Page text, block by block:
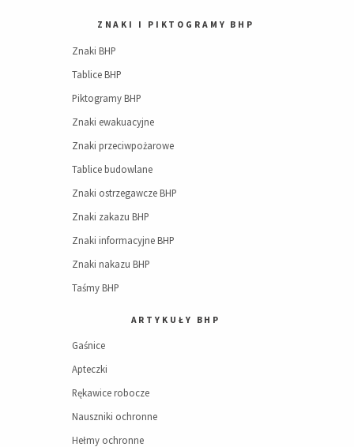
ZNAKI I PIKTOGRAMY BHP
Znaki BHP
Tablice BHP
Piktogramy BHP
Znaki ewakuacyjne
Znaki przeciwpożarowe
Tablice budowlane
Znaki ostrzegawcze BHP
Znaki zakazu BHP
Znaki informacyjne BHP
Znaki nakazu BHP
Taśmy BHP
ARTYKUŁY BHP
Gaśnice
Apteczki
Rękawice robocze
Nauszniki ochronne
Hełmy ochronne